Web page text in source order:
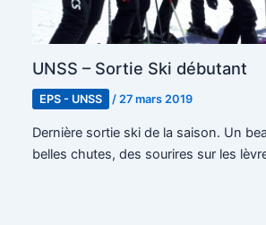
UNSS – Sortie Ski débutant
EPS - UNSS /27 mars 2019
Dernière sortie ski de la saison. Un
belles chutes, des sourires sur les